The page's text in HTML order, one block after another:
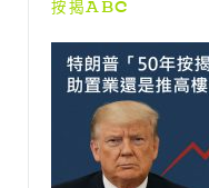
按揭ABC